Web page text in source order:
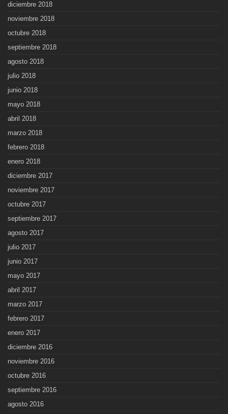
diciembre 2018
noviembre 2018
octubre 2018
septiembre 2018
agosto 2018
julio 2018
junio 2018
mayo 2018
abril 2018
marzo 2018
febrero 2018
enero 2018
diciembre 2017
noviembre 2017
octubre 2017
septiembre 2017
agosto 2017
julio 2017
junio 2017
mayo 2017
abril 2017
marzo 2017
febrero 2017
enero 2017
diciembre 2016
noviembre 2016
octubre 2016
septiembre 2016
agosto 2016